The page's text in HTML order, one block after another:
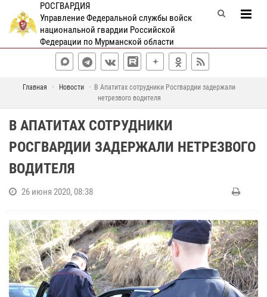
РОСГВАРДИЯ
Управление Федеральной службы войск
национальной гвардии Российской
Федерации по Мурманской области
Главная Новости
В Апатитах сотрудники Росгвардии задержали
нетрезвого водителя
В АПАТИТАХ СОТРУДНИКИ
РОСГВАРДИИ ЗАДЕРЖАЛИ НЕТРЕЗВОГО
ВОДИТЕЛЯ
26 июня 2020, 08:38